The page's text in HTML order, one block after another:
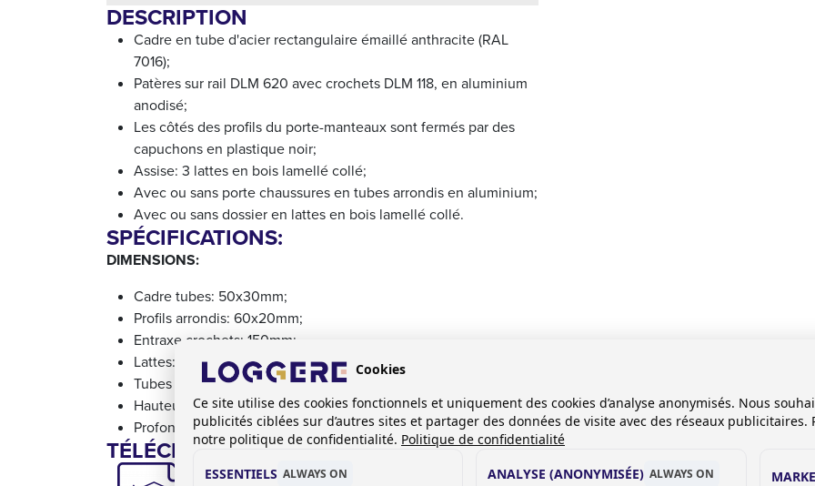
DESCRIPTION
Cadre en tube d'acier rectangulaire émaillé anthracite (RAL
7016);
Patères sur rail DLM 620 avec crochets DLM 118, en aluminium
anodisé;
Les côtés des profils du porte-manteaux sont fermés par des
capuchons en plastique noir;
Assise: 3 lattes en bois lamellé collé;
Avec ou sans porte chaussures en tubes arrondis en aluminium;
Avec ou sans dossier en lattes en bois lamellé collé.
SPÉCIFICATIONS:
DIMENSIONS:
Cadre tubes: 50x30mm;
Profils arrondis: 60x20mm;
Entraxe crochets: 150mm;
Lattes: 96x26mm;
Tubes arrondis de porte chaussures: 20x20mm;
Hauteur totale: 1750mm;
Profondeur: 420mm.
TÉLÉCHARGEMENTS:
Cookies
Ce site utilise des cookies fonctionnels et uniquement des cookies d’analyse anonymisés. Nous
publicités ciblées sur d’autres sites et partager des données de visite avec des réseaux publicitaires.
notre politique de confidentialité. Politique de confidentialité
ESSENTIELS ALWAYS ON ANALYSE (ANONYMISÉE) ALWAYS ON